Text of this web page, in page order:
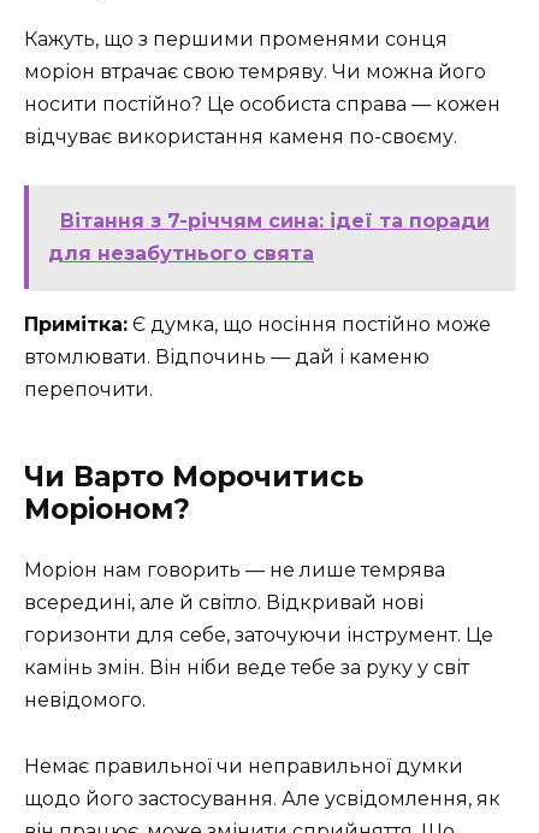
Кажуть, що з першими променями сонця
моріон втрачає свою темряву. Чи можна його
носити постійно? Це особиста справа — кожен
відчуває використання каменя по-своєму.
Вітання з 7-річчям сина: ідеї та поради
для незабутнього свята
Примітка: Є думка, що носіння постійно може
втомлювати. Відпочинь — дай і каменю
перепочити.
Чи Варто Морочитись
Моріоном?
Моріон нам говорить — не лише темрява
всередині, але й світло. Відкривай нові
горизонти для себе, заточуючи інструмент. Це
камінь змін. Він ніби веде тебе за руку у світ
невідомого.
Немає правильної чи неправильної думки
щодо його застосування. Але усвідомлення, як